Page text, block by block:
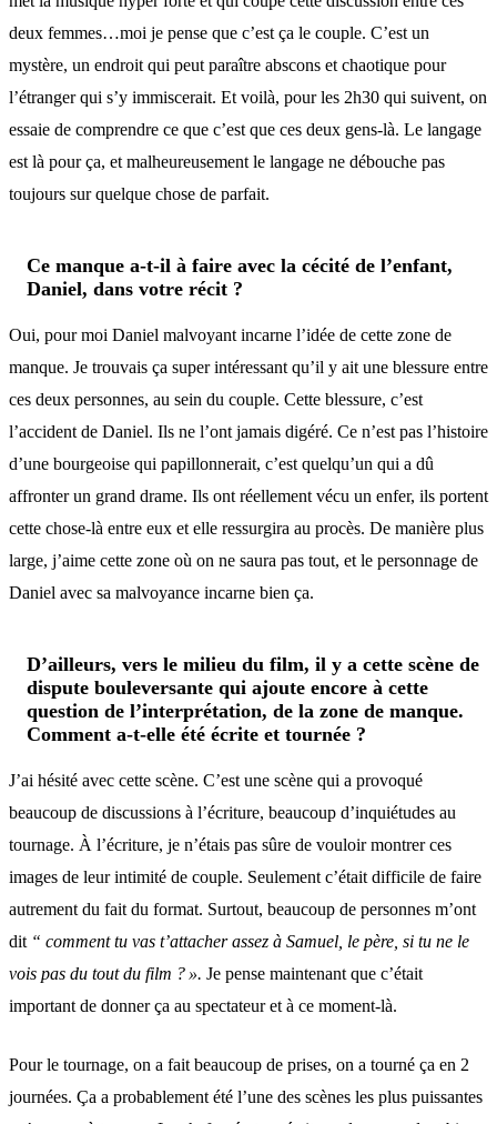
deux femmes…moi je pense que c’est ça le couple. C’est un
mystère, un endroit qui peut paraître abscons et chaotique pour
l’étranger qui s’y immiscerait. Et voilà, pour les 2h30 qui suivent, on
essaie de comprendre ce que c’est que ces deux gens-là. Le langage
est là pour ça, et malheureusement le langage ne débouche pas
toujours sur quelque chose de parfait.
Ce manque a-t-il à faire avec la cécité de l’enfant,
Daniel, dans votre récit ?
Oui, pour moi Daniel malvoyant incarne l’idée de cette zone de
manque. Je trouvais ça super intéressant qu’il y ait une blessure entre
ces deux personnes, au sein du couple. Cette blessure, c’est
l’accident de Daniel. Ils ne l’ont jamais digéré. Ce n’est pas l’histoire
d’une bourgeoise qui papillonnerait, c’est quelqu’un qui a dû
affronter un grand drame. Ils ont réellement vécu un enfer, ils portent
cette chose-là entre eux et elle ressurgira au procès. De manière plus
large, j’aime cette zone où on ne saura pas tout, et le personnage de
Daniel avec sa malvoyance incarne bien ça.
D’ailleurs, vers le milieu du film, il y a cette scène de
dispute bouleversante qui ajoute encore à cette
question de l’interprétation, de la zone de manque.
Comment a-t-elle été écrite et tournée ?
J’ai hésité avec cette scène. C’est une scène qui a provoqué
beaucoup de discussions à l’écriture, beaucoup d’inquiétudes au
tournage. À l’écriture, je n’étais pas sûre de vouloir montrer ces
images de leur intimité de couple. Seulement c’était difficile de faire
autrement du fait du format. Surtout, beaucoup de personnes m’ont
dit “ comment tu vas t’attacher assez à Samuel, le père, si tu ne le
vois pas du tout du film ? ». Je pense maintenant que c’était
important de donner ça au spectateur et à ce moment-là.
Pour le tournage, on a fait beaucoup de prises, on a tourné ça en 2
journées. Ça a probablement été l’une des scènes les plus puissantes